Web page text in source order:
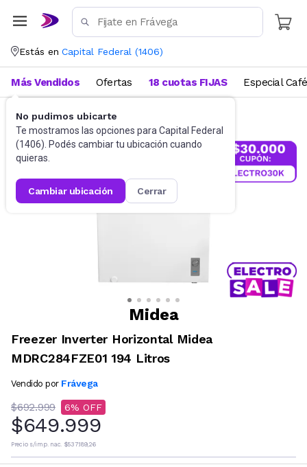
Estás en Capital Federal (1406)
No pudimos ubicarte
Te mostramos las opciones para Capital Federal
(1406). Podés cambiar tu ubicación cuando
quieras.
cambiar ubicación cerrar
Más Vendidos Ofertas 18 cuotas FIJAS Especial Café
Heladeras, Freezers y Cavas
Midea
Freezer Inverter Horizontal Midea
MDRC284FZE01 194 Litros
Vendido por Frávega
$692.999 6
$649.999
Precio s/imp. nac. $537.189,26